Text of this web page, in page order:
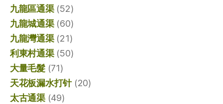
九龍區通渠(52)
九龍城通渠(60)
九龍灣通渠(21)
利東村通渠(50)
大量毛髮(71)
天花板漏水打针(20)
太古通渠(49)